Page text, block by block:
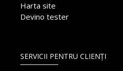
Harta site
Devino tester
SERVICII PENTRU CLIENȚI